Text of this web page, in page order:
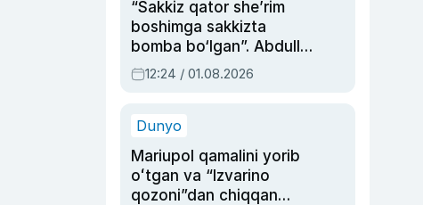
“Sakkiz qator she’rim
boshimga sakkizta
bomba bo‘lgan”. Abdulla
Oripovni siyosiy
ayblovlardan asrab
12:24 / 01.08.2026
Dunyo
Mariupol qamalini yorib
oʻtgan va “Izvarino
qozoni”dan chiqqan